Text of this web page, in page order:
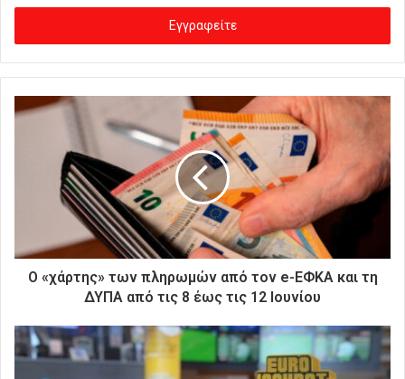
σ
γ
ε
τ
ι
κ
Ο «χάρτης» των πληρωμών από τον e-ΕΦΚΑ και τη
ΔΥΠΑ από τις 8 έως τις 12 Ιουνίου